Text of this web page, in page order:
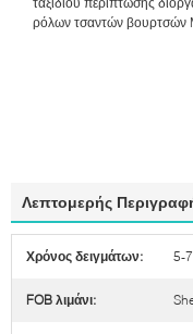
ρόλων τσαντών βουρτσών
Λεπτομερής
Χρόνος δειγμάτων: 5-
FOB λιμάνι: